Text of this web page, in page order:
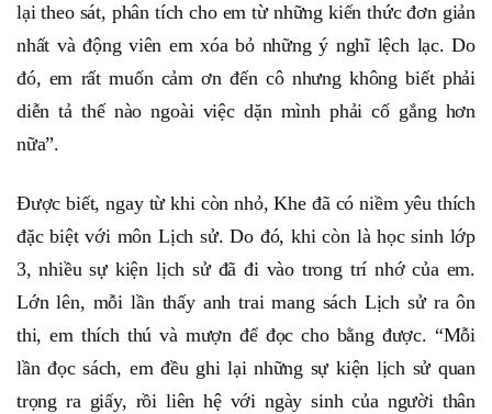
lại theo sát, phân tích cho em từ những kiến thức đơn giản
nhất và động viên em xóa bỏ những ý nghĩ lệch lạc. Do
đó, em rất muốn cảm ơn đến cô nhưng không biết phải
diễn tả thế nào ngoài việc dặn mình phải cố gắng hơn
nữa”.
Được biết, ngay từ khi còn nhỏ, Khe đã có niềm yêu thích
đặc biệt với môn Lịch sử. Do đó, khi còn là học sinh lớp
3, nhiều sự kiện lịch sử đã đi vào trong trí nhớ của em.
Lớn lên, mỗi lần thấy anh trai mang sách Lịch sử ra ôn
thi, em thích thú và mượn để đọc cho bằng được. “Mỗi
lần đọc sách, em đều ghi lại những sự kiện lịch sử quan
trọng ra giấy, rồi liên hệ với ngày sinh của người thân